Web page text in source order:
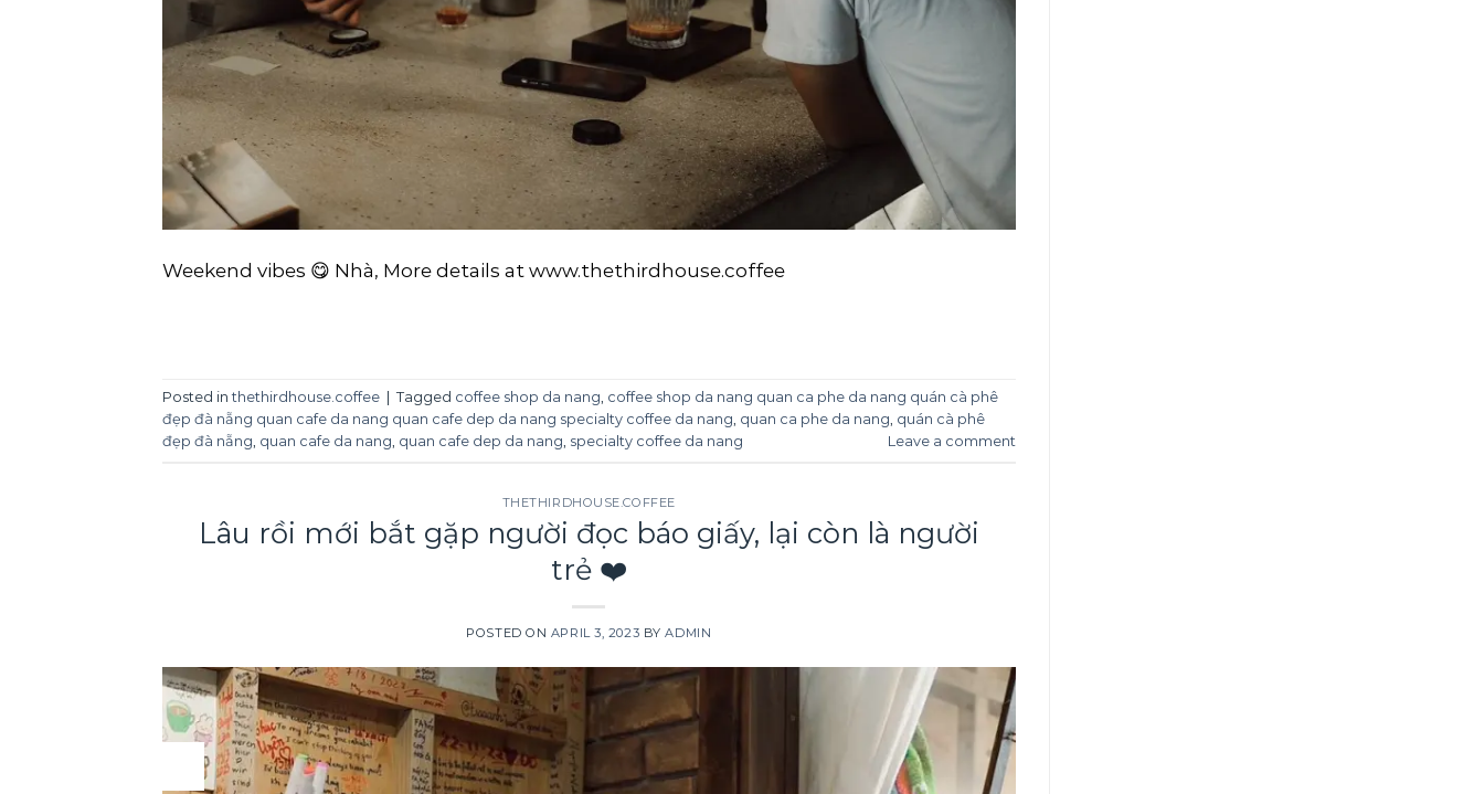
Weekend vibes 😋 Nhà, More details at www.thethirdhouse.coffee
Posted inthethirdhouse.coffee Tagged coffee shop da nang, coffee shop da nang quan ca phe da nang quán cà phê
đẹp đà nẵng quan cafe da nang quan cafe dep da nang specialty coffee da nang, quan ca phe da nang, quán cà phê
đẹp đà nẵng, quan cafe da nang, quan cafe dep da nang, specialty coffee da nang Leave a comment
THETHIRDHOUSE.COFFEE
Lâu rồi mới bắt gặp người đọc báo giấy, lại còn là người
trẻ ❤️
POSTED ON APRIL 3, 2023 BYADMIN